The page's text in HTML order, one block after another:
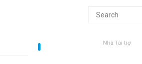
Nhà Tài trợ